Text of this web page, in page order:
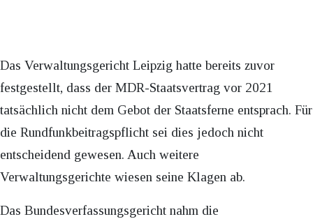
Das Verwaltungsgericht Leipzig hatte bereits zuvor
festgestellt, dass der MDR-Staatsvertrag vor 2021
tatsächlich nicht dem Gebot der Staatsferne entsprach. Für
die Rundfunkbeitragspflicht sei dies jedoch nicht
entscheidend gewesen. Auch weitere
Verwaltungsgerichte wiesen seine Klagen ab.
Das Bundesverfassungsgericht nahm die